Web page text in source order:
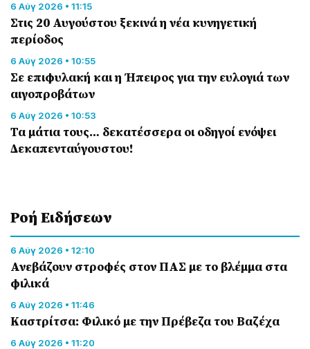
6 Αύγ 2026 • 11:15
Στις 20 Αυγούστου ξεκινά η νέα κυνηγετική
περίοδος
6 Αύγ 2026 • 10:55
Σε επιφυλακή και η Ήπειρος για την ευλογιά των
αιγοπροβάτων
6 Αύγ 2026 • 10:53
Τα μάτια τους… δεκατέσσερα οι οδηγοί ενόψει
Δεκαπενταύγουστου!
Ροή Eιδήσεων
6 Αύγ 2026 • 12:10
Ανεβάζουν στροφές στον ΠΑΣ με το βλέμμα στα
φιλικά
6 Αύγ 2026 • 11:46
Καστρίτσα: Φιλικό με την Πρέβεζα του Βαζέχα
6 Αύγ 2026 • 11:20